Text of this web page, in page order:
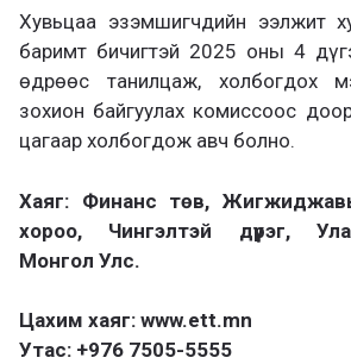
Хувьцаа эзэмшигчдийн ээлжит
баримт бичигтэй 2025 оны 4
өдрөөс танилцаж, холбогдох
зохион байгуулах комиссоос
цагаар холбогдож авч болно.
Хаяг: Финанс төв,
хороо, Чингэлтэй дүүрэг,
Монгол Улс.
Цахим хаяг: www.ett.mn
Утас: +976 7505-5555